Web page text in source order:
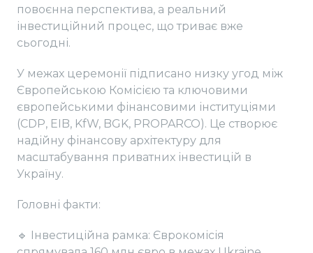
повоєнна перспектива, а реальний
інвестиційний процес, що триває вже
сьогодні.
У межах церемонії підписано низку угод між
Європейською Комісією та ключовими
європейськими фінансовими інституціями
(CDP, EIB, KfW, BGK, PROPARCO). Це створює
надійну фінансову архітектуру для
масштабування приватних інвестицій в
Україну.
Головні факти:
🔹 Інвестиційна рамка: Єврокомісія